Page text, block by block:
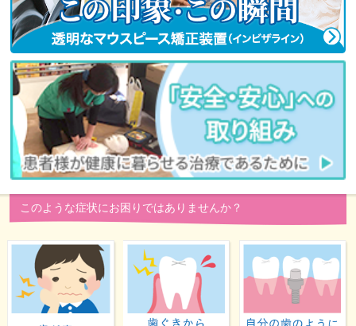
このような症状にお困りではありませんか？